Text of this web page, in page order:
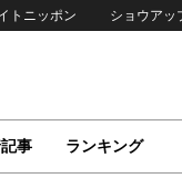
トニッポン ショウアッ
事 ランキング